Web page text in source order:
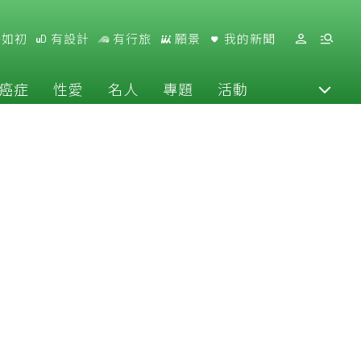
初 有設計 有行旅 願景 我的新聞
症 性愛 名人 專題 活動